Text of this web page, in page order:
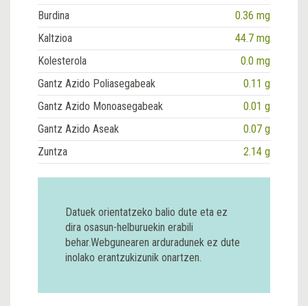
Burdina
0.36 mg
Kaltzioa
44.7 mg
Kolesterola
0.0 mg
Gantz Azido Poliasegabeak
0.11 g
Gantz Azido Monoasegabeak
0.01 g
Gantz Azido Aseak
0.07 g
Zuntza
2.14 g
Datuek orientatzeko balio dute eta ez
dira osasun-helburuekin erabili
behar.Webgunearen arduradunek ez dute
inolako erantzukizunik onartzen.